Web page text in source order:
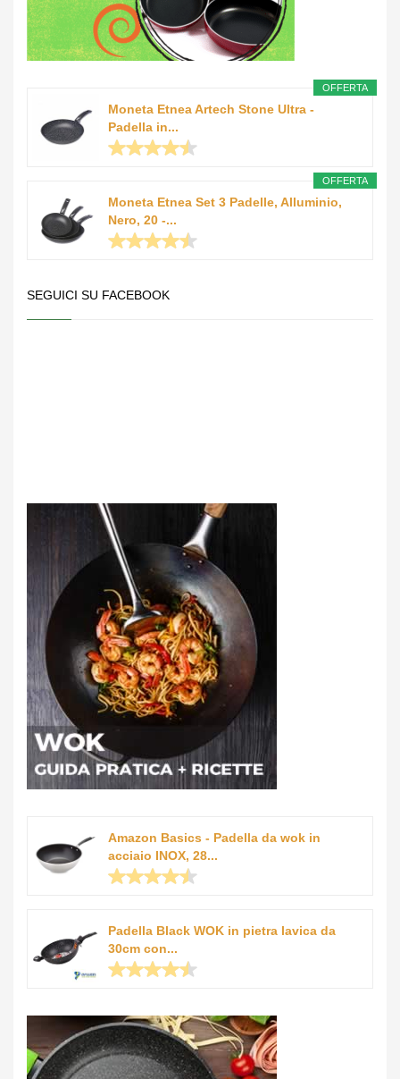
OFFERTA
Moneta Etnea Artech Stone Ultra -
Padella in...
OFFERTA
Moneta Etnea Set 3 Padelle, Alluminio,
Nero, 20 -...
SEGUICI SU FACEBOOK
Amazon Basics - Padella da wok in
acciaio INOX, 28...
Padella Black WOK in pietra lavica da
30cm con...